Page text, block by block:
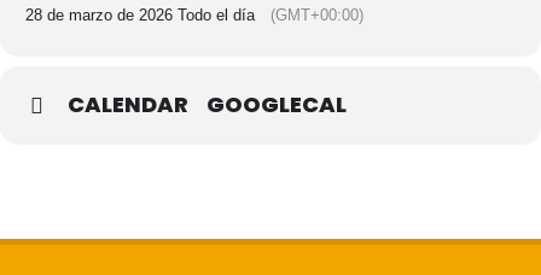
28 de marzo de 2026 Todo el día (GMT+00:00)
CALENDAR GOOGLECAL